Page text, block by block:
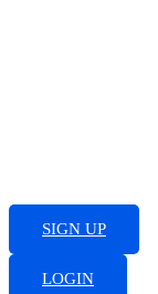
SIGN UP
LOGIN